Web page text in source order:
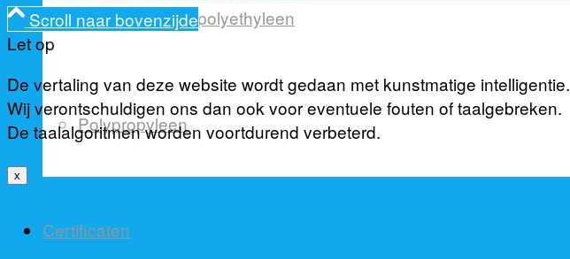
Hogedichtheidspolyethyleen
Polypropyleen
Certificaten
Scroll naar bovenzijde
Let op
De vertaling van deze website wordt gedaan met kunstmatige intelligentie.
Wij verontschuldigen ons dan ook voor eventuele fouten of taalgebreken.
De taalalgoritmen worden voortdurend verbeterd.
x